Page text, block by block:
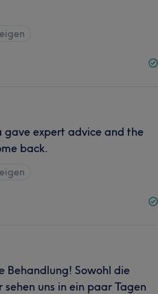
gave expert advice and the
back.
Behandlung! Sowohl die
uns in ein paar Tagen